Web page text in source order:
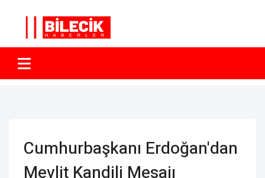
Cumhurbaşkanı Erdoğan'dan
Mevlit Kandili Mesajı